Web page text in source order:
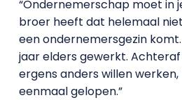
“Ondernemerschap moet in
broer heeft dat helemaal
een ondernemersgezin
jaar elders gewerkt.
ergens anders willen
eenmaal gelopen.”